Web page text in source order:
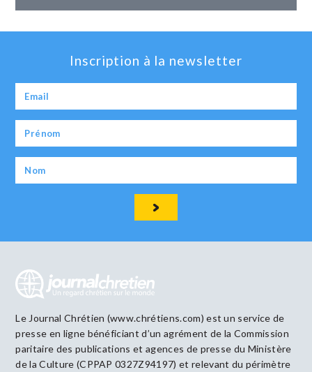
Inscription à la newsletter
Le Journal Chrétien (www.chrétiens.com) est un service de
presse en ligne bénéficiant d’un agrément de la Commission
paritaire des publications et agences de presse du Ministère
de la Culture (CPPAP 0327Z94197) et relevant du périmètre